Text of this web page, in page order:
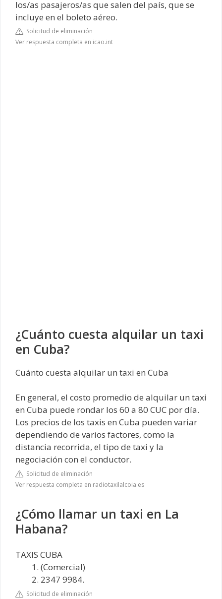
los/as pasajeros/as que salen del país, que se
incluye en el boleto aéreo.
Solicitud de eliminación
Ver respuesta completa en icao.int
¿Cuánto cuesta alquilar un taxi
en Cuba?
Cuánto cuesta alquilar un taxi en Cuba
En general, el costo promedio de alquilar un taxi
en Cuba puede rondar los 60 a 80 CUC por día.
Los precios de los taxis en Cuba pueden variar
dependiendo de varios factores, como la
distancia recorrida, el tipo de taxi y la
negociación con el conductor.
Solicitud de eliminación
Ver respuesta completa en radiotaxilalcoia.es
¿Cómo llamar un taxi en La
Habana?
TAXIS CUBA
(Comercial)
2347 9984.
Solicitud de eliminación